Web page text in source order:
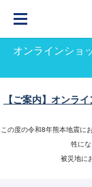
オンラインショ
【ご案内】オンラ
この度の令和8年熊本地震に
牲に
被災地に